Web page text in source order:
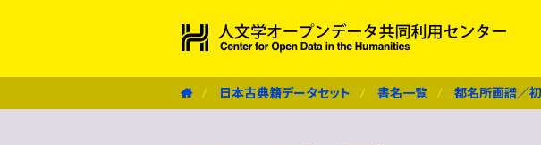
日本古典籍データセット 書名一覧 都名所画譜／